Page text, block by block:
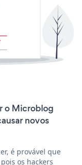
o Microblog
novos
é provável que
os hackers